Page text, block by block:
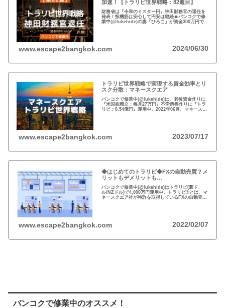
加速！【トラリピ世界戦略：82週目】
財務省は『令和のミスター円』神田財務官の退任を
発表！投機筋は安心して円安は継続🔥バンコクで修
業中(@lukehide)の妻『ひろこ』が資金300万円で
www.escape2bangkok.com 2024/06/30
トラリピ世界戦略で実現する資金効率とリ
スク分散：マネースクエア
バンコクで修業中(@lukehide)は、老後資金作りに
『米国株積立：毎月27万円』不労所得作りに『トラ
リピ：0.54億円』運用中。2022年06月、マネースク
www.escape2bangkok.com 2023/07/17
◆はじめてのトラリピ◆FXの自動売買？メ
リットもデメリットも…
バンコクで修業中(@lukehide)はトラリピ(豪ド
ル/NZドル)で4,000万円運用中。トラリピ®とは、マ
ネースクエア社が特許を取得しているFXの自動売買
www.escape2bangkok.com 2022/02/07
バンコクで修業中のオススメ！